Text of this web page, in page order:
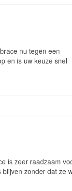
nu tegen een
en is uw keuze snel
is zeer raadzaam
zonder dat ze